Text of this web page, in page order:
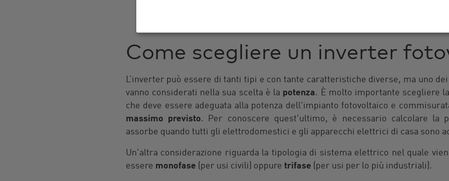
nel caso di blackout o sovratensioni , facendo in
Come scegliere un inverter
L’inverter può essere di tanti tipi e con tante caratteristiche diverse, ma uno
vanno considerati nella sua scelta è la potenza. È molto importante scegliere
che deve essere adeguata alla potenza dell'impianto fotovoltaico e
massimo previsto. Per conoscere quest'ultimo, è necessario calcolare la
assorbe quando tutti gli elettrodomestici e gli apparecchi elettrici di casa sono
Un'altra considerazione riguarda la tipologia di sistema elettrico nel quale
essere monofase (per usi civili) oppure trifase (per usi per lo più industriali).